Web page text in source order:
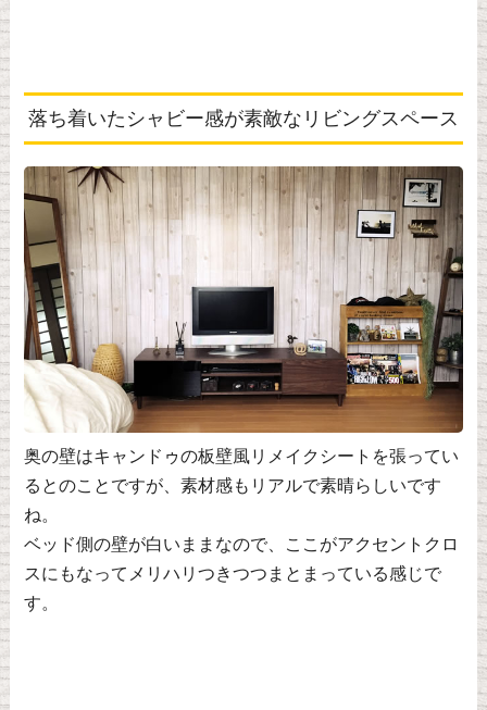
落ち着いたシャビー感が素敵なリビングスペース
奥の壁はキャンドゥの板壁風リメイクシートを張ってい
るとのことですが、素材感もリアルで素晴らしいです
ね。
ベッド側の壁が白いままなので、ここがアクセントクロ
スにもなってメリハリつきつつまとまっている感じで
す。